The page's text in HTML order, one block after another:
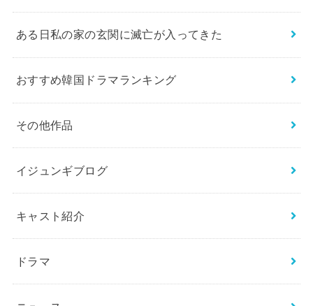
ある日私の家の玄関に滅亡が入ってきた
おすすめ韓国ドラマランキング
その他作品
イジュンギブログ
キャスト紹介
ドラマ